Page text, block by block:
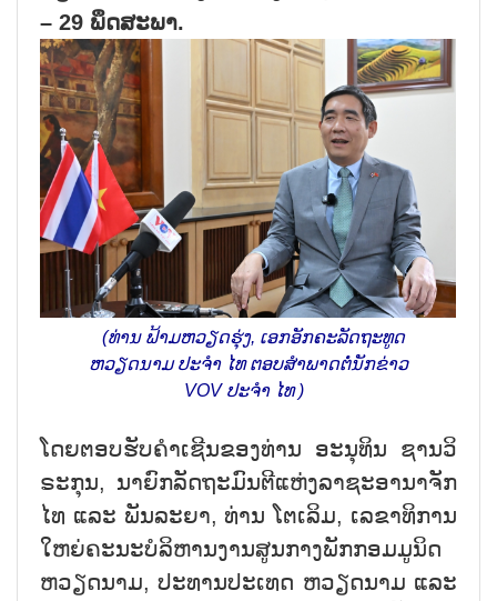
– 29 ພຶດສະພາ.
(ທ່ານ ຟ້າມຫວຽດຮຸ່ງ, ເອກອັກຄະລັດຖະທູດ
ຫວຽດນາມ ປະຈຳ ໄທ ຕອບ​ສຳ​ພາດ​ຕໍ່ນັກຂ່າວ
VOV ປະຈຳ ໄທ )
ໂດຍ​ຕອບ​ຮັບ​ຄຳ​ເຊີນ​ຂອງ​ທ່ານ ອະ​ນຸ​ທິນ ຊານ​ວິ​
ຣະ​ກຸນ, ນາ​ຍົກ​ລັດ​ຖະ​ມົນ​ຕີ​ແຫ່ງ​ລາ​ຊະ​ອາ​ນາ​ຈັກ
ໄທ ແລະ ພັນ​ລະ​ຍາ, ທ່ານ ໂຕ​ເລິມ, ເລ​ຂາ​ທິ​ການ​
ໃຫຍ່​ຄະ​ນະ​ບໍ​ລິ​ຫານ​ງານ​ສູນ​ກາງ​ພັກ​ກອມ​ມູ​ນິດ
ຫວຽດ​ນາມ, ປະ​ທານ​ປະ​ເທດ ຫວຽດ​ນາມ ແລະ